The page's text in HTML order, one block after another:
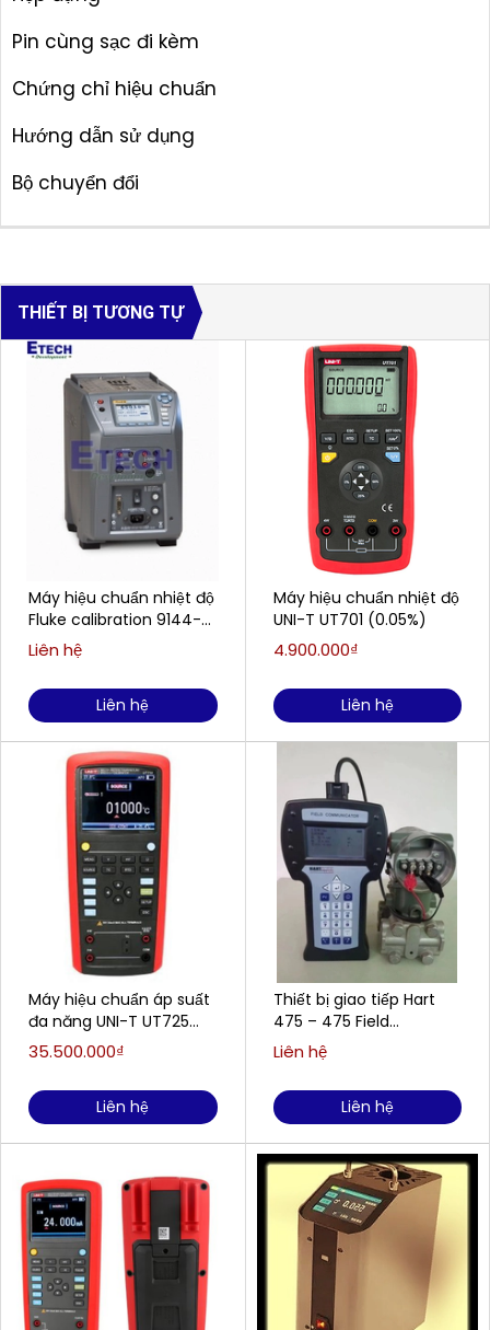
Pin cùng sạc đi kèm
Chứng chỉ hiệu chuẩn
Hướng dẫn sử dụng
Bộ chuyển đổi
THIẾT BỊ TƯƠNG TỰ
Máy hiệu chuẩn nhiệt độ
Fluke calibration 9144-
E-P-256 Temperature
Calibrator
Liên hệ
Liên hệ
Máy hiệu chuẩn áp suất
đa năng UNI-T UT725
(R,S,K,E,J,T,N,B,L,U,XK,BP)
35.500.000₫
Liên hệ
Máy hiệu chuẩn nhiệt độ
UNI-T UT701 (0.05%)
4.900.000₫
Liên hệ
Thiết bị giao tiếp Hart
475 – 475 Field
Communication
Liên hệ
Liên hệ